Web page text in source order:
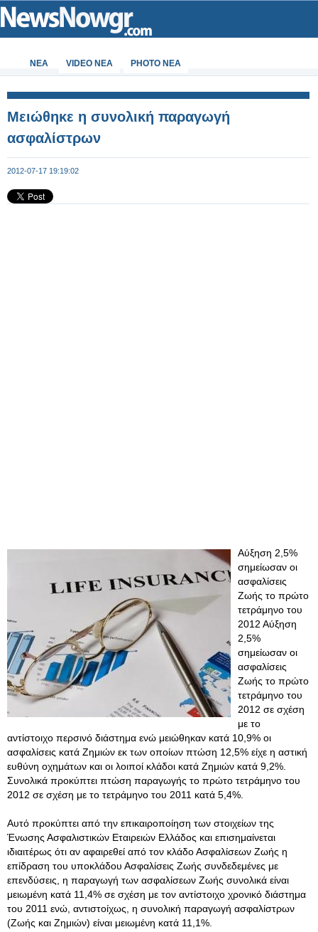
ΝΕΑ VIDEO NEA PHOTO NEA
Μειώθηκε η συνολική παραγωγή
ασφαλίστρων
2012-07-17 19:19:02
Αύξηση 2,5%
σημείωσαν οι
ασφαλίσεις
Ζωής το πρώτο
τετράμηνο του
2012 Αύξηση
2,5%
σημείωσαν οι
ασφαλίσεις
Ζωής το πρώτο
τετράμηνο του
2012 σε σχέση
με το
αντίστοιχο περσινό διάστημα ενώ μειώθηκαν κατά 10,9% οι
ασφαλίσεις κατά Ζημιών εκ των οποίων πτώση 12,5% είχε η αστική
ευθύνη οχημάτων και οι λοιποί κλάδοι κατά Ζημιών κατά 9,2%.
Συνολικά προκύπτει πτώση παραγωγής το πρώτο τετράμηνο του
2012 σε σχέση με το τετράμηνο του 2011 κατά 5,4%.
Αυτό προκύπτει από την επικαιροποίηση των στοιχείων της
Ένωσης Ασφαλιστικών Εταιρειών Ελλάδος και επισημαίνεται
ιδιαιτέρως ότι αν αφαιρεθεί από τον κλάδο Ασφαλίσεων Ζωής η
επίδραση του υποκλάδου Ασφαλίσεις Ζωής συνδεδεμένες με
επενδύσεις, η παραγωγή των ασφαλίσεων Ζωής συνολικά είναι
μειωμένη κατά 11,4% σε σχέση με τον αντίστοιχο χρονικό διάστημα
του 2011 ενώ, αντιστοίχως, η συνολική παραγωγή ασφαλίστρων
(Ζωής και Ζημιών) είναι μειωμένη κατά 11,1%.